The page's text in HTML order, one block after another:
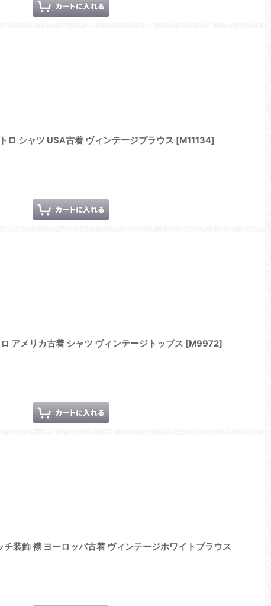
ロ シャツ USA古着 ヴィンテージブラウス [M11134]
アメリカ古着 シャツ ヴィンテージトップス [M9972]
装飾 襟 ヨーロッパ古着 ヴィンテージホワイトブラウス